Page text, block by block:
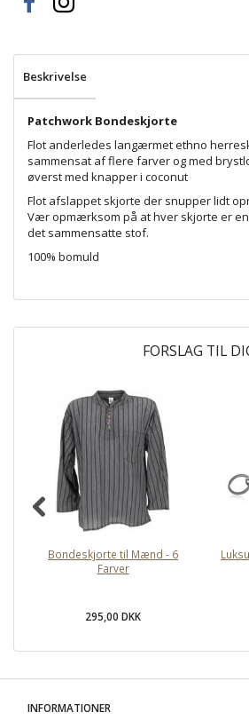
Beskrivelse
Patchwork Bondeskjorte
Flot anderledes langærmet ethno
sammensat af flere farver og med
øverst med knapper i coconut
Flot afslappet skjorte der snupper lidt
Vær opmærksom på at hver skjorte er
det sammensatte stof.
100% bomuld
FORSLAG TIL
Bondeskjorte til Mænd - 6
Farver
295,00 DKK
INFORMATIONER